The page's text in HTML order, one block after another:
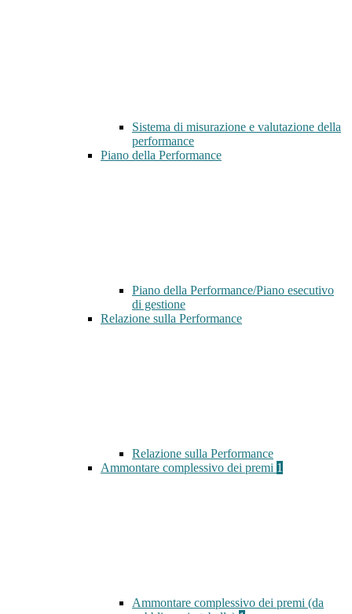
Sistema di misurazione e valutazione della
performance
Piano della Performance
Piano della Performance/Piano esecutivo
di gestione
Relazione sulla Performance
Relazione sulla Performance
Ammontare complessivo dei premi 1
Ammontare complessivo dei premi (da